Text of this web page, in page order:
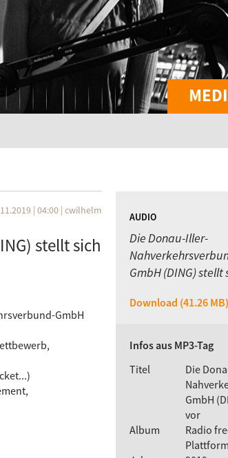
| 04:00 | cwilhelm
stellt sich
GmbH
AUDIO
Die Donau-Iller-
GmbH (DING) stellt
Download (41.26 MB)
Infos aus MP3-Tag
Titel
Die
GmbH
vor
Album
Radio
Plattform